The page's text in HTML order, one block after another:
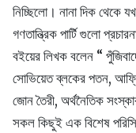
নিচ্ছিলো। নানা দিক থেকে
গণতান্ত্রিক পার্টি গুলো
বইয়ের লিখক বলেন “
সোভিয়েত ব্লকের পতন,
জোন তৈরী, অর্থনৈতিক
সকল কিছুই এক বিশেষ